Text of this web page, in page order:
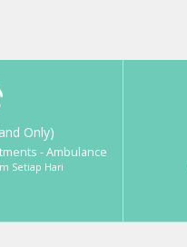
Only)
- Ambulance
Setiap Hari